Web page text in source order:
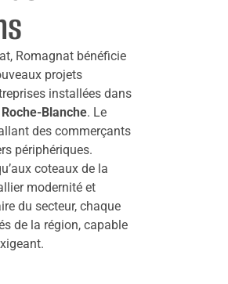
Romagnat bénéficie
projets
installées dans
Roche-Blanche. Le
des commerçants
périphériques.
coteaux de la
modernité et
du secteur, chaque
de la région, capable